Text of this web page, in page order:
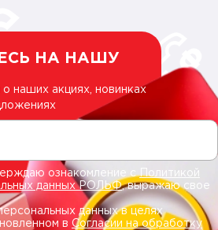
НА НАШУ
наших акциях, новинках
ознакомление сПолитикой
данных РОЛЬФ, выражаю свое
данных в целях
в Согласии на обработку